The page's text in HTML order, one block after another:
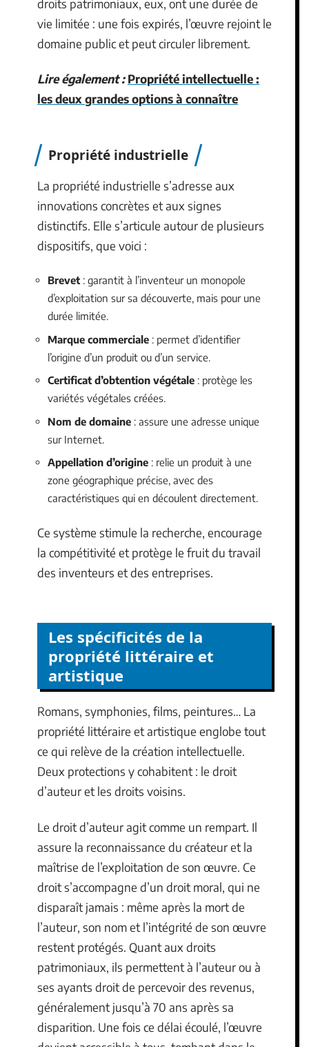
droits patrimoniaux, eux, ont une durée de
vie limitée : une fois expirés, l’œuvre rejoint le
domaine public et peut circuler librement.
Lire également : Propriété intellectuelle :
les deux grandes options à connaître
Propriété industrielle
La propriété industrielle s’adresse aux
innovations concrètes et aux signes
distinctifs. Elle s’articule autour de plusieurs
dispositifs, que voici :
Brevet : garantit à l’inventeur un monopole
d’exploitation sur sa découverte, mais pour une
durée limitée.
Marque commerciale : permet d’identifier
l’origine d’un produit ou d’un service.
Certificat d’obtention végétale : protège les
variétés végétales créées.
Nom de domaine : assure une adresse unique
sur Internet.
Appellation d’origine : relie un produit à une
zone géographique précise, avec des
caractéristiques qui en découlent directement.
Ce système stimule la recherche, encourage
la compétitivité et protège le fruit du travail
des inventeurs et des entreprises.
Les spécificités de la
propriété littéraire et
artistique
Romans, symphonies, films, peintures… La
propriété littéraire et artistique englobe tout
ce qui relève de la création intellectuelle.
Deux protections y cohabitent : le droit
d’auteur et les droits voisins.
Le droit d’auteur agit comme un rempart. Il
assure la reconnaissance du créateur et la
maîtrise de l’exploitation de son œuvre. Ce
droit s’accompagne d’un droit moral, qui ne
disparaît jamais : même après la mort de
l’auteur, son nom et l’intégrité de son œuvre
restent protégés. Quant aux droits
patrimoniaux, ils permettent à l’auteur ou à
ses ayants droit de percevoir des revenus,
généralement jusqu’à 70 ans après sa
disparition. Une fois ce délai écoulé, l’œuvre